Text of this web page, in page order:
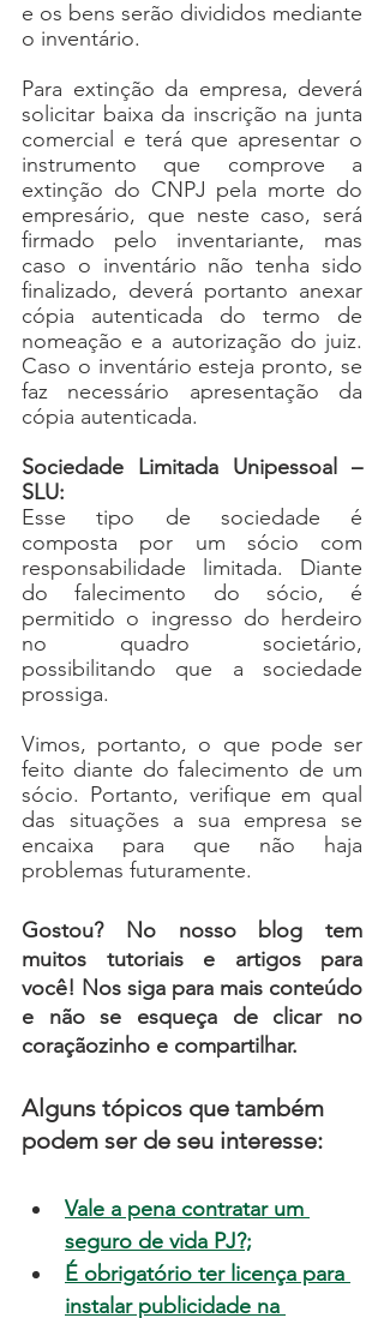
e os bens serão divididos mediante
o inventário.
Para extinção da empresa, deverá
solicitar baixa da inscrição na junta
comercial e terá que apresentar o
instrumento que comprove a
extinção do CNPJ pela morte do
empresário, que neste caso, será
firmado pelo inventariante, mas
caso o inventário não tenha sido
finalizado, deverá portanto anexar
cópia autenticada do termo de
nomeação e a autorização do juiz.
Caso o inventário esteja pronto, se
faz necessário apresentação da
cópia autenticada.
Sociedade Limitada Unipessoal –
SLU:
Esse
tipo de sociedade é
composta por um sócio com
responsabilidade limitada. Diante
do falecimento do sócio, é
permitido o ingresso do herdeiro
no quadro societário,
possibilitando que a sociedade
prossiga.
Vimos, portanto, o que pode ser
feito diante do falecimento de um
sócio. Portanto, verifique em qual
das situações a sua empresa se
encaixa para que não haja
problemas futuramente.
Gostou? No nosso blog tem
muitos tutoriais e artigos para
você! Nos siga para mais conteúdo
e não se esqueça de c licar no
coraçãozinho e compartilhar.
Alguns tópicos que também
podem ser de seu interesse:
Vale a pena contratar um
seguro de vida PJ?;
É obrigatório ter licença para
instalar publicidade na